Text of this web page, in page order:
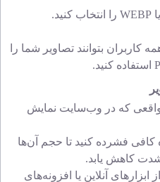
یا WEBP را انتخاب کنید.
بتوانند تصاویر شما را
استفاده کنید.
واقعی که در وب‌سایت نمایش
کافی فشرده کنید تا حجم آن‌ها
شدت کاهش یابد.
از ابزارهای آنلاین یا افزونه‌های